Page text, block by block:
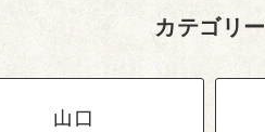
カテゴリー
山口